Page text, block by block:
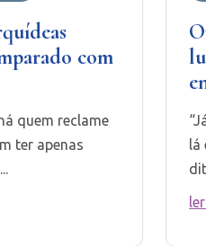
com
quem reclame
ter apenas
lá